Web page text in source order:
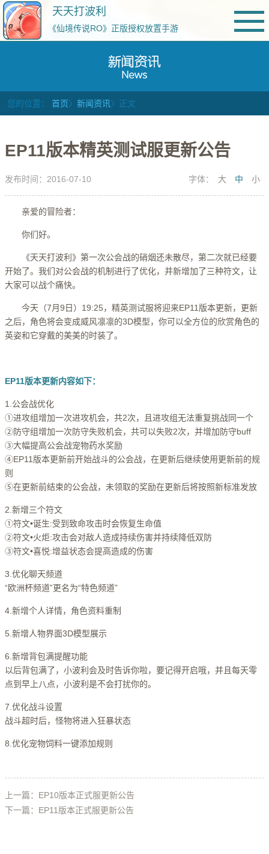
天天打波利
《仙境传说RO》正版授权放置手游
您的位置： 首页〉 新闻资讯 〉正文
EP11版本精英测试服更新公告
发布时间：2016-07-10 字体： 大 中 小
亲爱的冒险者：
你们好。
《天天打波利》第一次公会战的硝烟还未散尽，第二次就已经要
开始了。我们对公会战的机制进行了优化，并新增加了三种符文，让
大家可以战个痛快。
今天（7月9日）19:25，精英测试服将迎来EP11版本更新，更新
之后，角色将会变成威风凛凛的3D模型，你可以全方位的欣赏角色的
英姿和它穿戴的美美的时装了。
EP11版本更新内容如下：
1.公会战优化
①进攻组增加一次进攻机会，共2次，且进攻组无法重复挑战同一个
②防守组增加一次防守失败机会，共可以失败2次，并增加防守buff
③大幅提高公会战宠物药水奖励
④EP11版本更新前开始战斗的公会战，在更新后继续使用更新前的规
则
⑤在更新前结束的公会战，未领取的奖励在更新后将按照新标准发放
2.新增三个符文
①符文•诞生:受到致命攻击时会恢复生命值
②符文•火炬:攻击会对敌人造成持续伤害并持续降低双防
③符文•喜悦:增益状态会提高造成的伤害
3.优化聊天频道
“欧洲杯频道”更名为“特色频道”
4.新增个人详情，角色资料重制
5.新增人物界面3D模型展示
6.新增背包满提醒功能
以后背包满了，小波利会及时告诉你啦，要记得开启哦，并且每天零
点到早上八点，小波利是不会打扰你的。
7.优化战斗设置
战斗超时后，怪物将进入狂暴状态
8.优化宠物饲料一键添加规则
上一篇：EP10版本正式服更新公告
下一篇：EP11版本正式服更新公告